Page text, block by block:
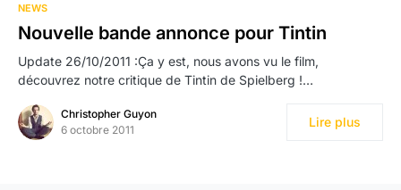
NEWS
Nouvelle bande annonce pour Tintin
Update 26/10/2011 :Ça y est, nous avons vu le film,
découvrez notre critique de Tintin de Spielberg !…
Christopher Guyon
6 octobre 2011
Lire plus